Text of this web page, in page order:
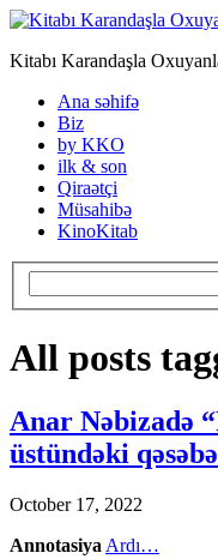
Kitabı Karandaşla
Ana səhifə
Biz
by KKO
ilk & son
Qiraətçi
Müsahibə
KinoKitab
All posts
Anar Nəbizadə
üstündəki
October 17, 2022
Annotasiya Ardı…